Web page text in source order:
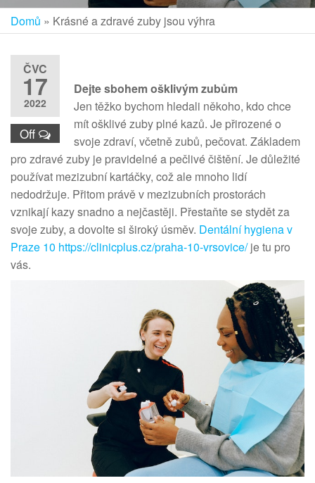
Domů » Krásné a zdravé zuby jsou výhra
ČVC
17
2022
Off
Dejte sbohem ošklivým zubům
Jen těžko bychom hledali někoho, kdo chce
mít ošklivé zuby plné kazů. Je přirozené o
svoje zdraví, včetně zubů, pečovat. Základem
pro zdravé zuby je pravidelné a pečlivé čištění. Je důležité
používat mezizubní kartáčky, což ale mnoho lidí
nedodržuje. Přitom právě v mezizubních prostorách
vznikají kazy snadno a nejčastěji. Přestaňte se stydět za
svoje zuby, a dovolte si široký úsměv. Dentální hygiena v
Praze 10 https://clinicplus.cz/praha-10-vrsovice/ je tu pro
vás.